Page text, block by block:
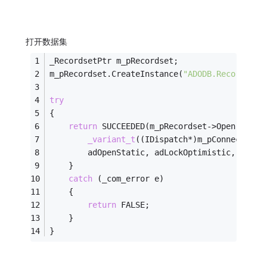
打开数据集
_RecordsetPtr m_pRecordset;
m_pRecordset.CreateInstance( "ADODB.Recordset"
try
{
return SUCCEEDED(m_pRecordset->Open(
_variant_t
adOpenStatic, adLockOptimistic,
	}
catch (_com_error e)
	{
return FALSE;
	}
}